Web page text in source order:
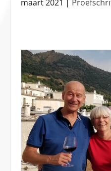
maart 2021 |